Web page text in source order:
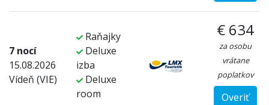
7 nocí
15.08.2026
Vídeň (VIE)
Raňajky
Deluxe
izba
Deluxe
room
€ 634
za osobu
vrátane
poplatkov
Overiť